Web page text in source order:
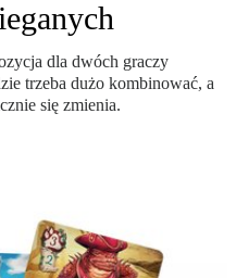
dla dwóch graczy
trzeba dużo kombinować, a
się zmienia.